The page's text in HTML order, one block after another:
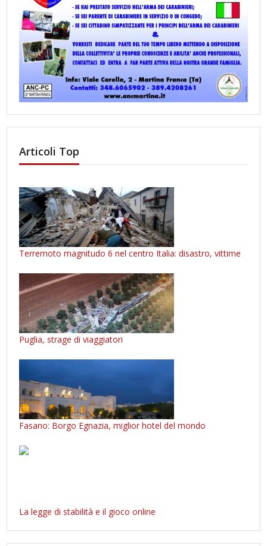
Articoli Top
Terremoto magnitudo 6 nel centro Italia: disastro, vittime
Puglia, strage di viaggiatori
Fasano: Borgo Egnazia, miglior hotel del mondo
La legge di stabilità e il gioco online